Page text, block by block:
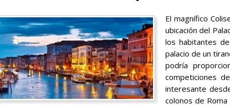
El magnífico
ubicación del
los habitantes
palacio de un
podría
competiciones
interesante
colonos de